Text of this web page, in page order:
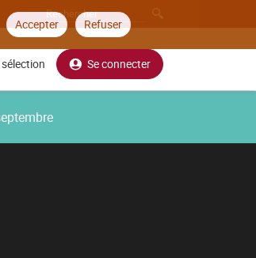
Accepter Refuser
Se connecter